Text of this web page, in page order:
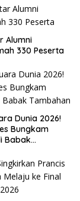
Alumni
330 Peserta
Dunia 2026!
Bungkam
Babak